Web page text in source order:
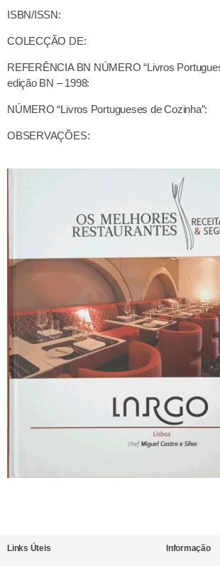
ISBN/ISSN:
COLECÇÃO DE:
REFERÊNCIA BN NÚMERO “Livros
edição BN – 1998:
NÚMERO “Livros Portugueses de Cozinha”:
OBSERVAÇÕES:
Links Úteis Informação